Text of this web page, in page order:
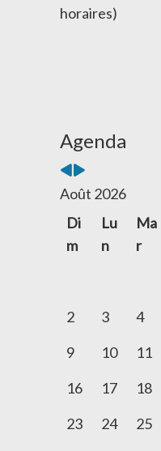
horaires)
Agenda
Mois
précédent
suivant
Août 2026
Di
m
Lu
n
Ma
r
2
3 4
9
10 11
16
17 18
23
24 25